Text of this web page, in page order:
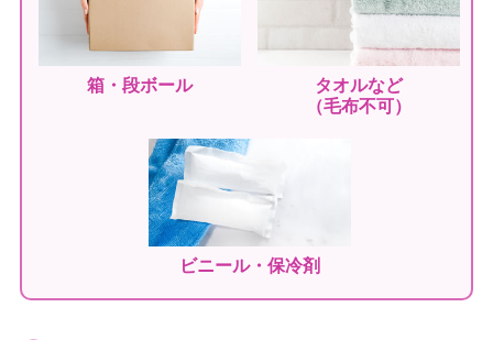
箱・段ボール
タオルなど
（毛布不可）
ビニール・保冷剤